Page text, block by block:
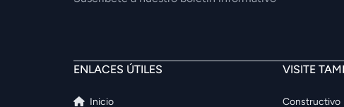
ENLACES ÚTILES
Inicio
VISITE
Constructivo